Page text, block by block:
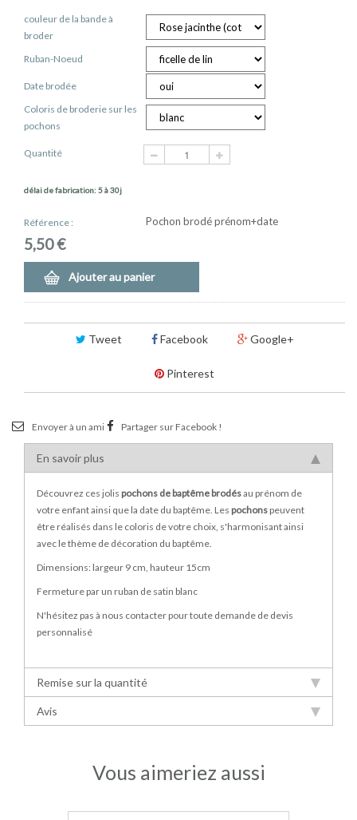
couleur de la bande à
broder
Ruban-Noeud
Date brodée
Coloris de broderie sur les
pochons
Quantité
délai de fabrication: 5 à 30j
Référence : Pochon brodé prénom+date
5,50 €
Ajouter au panier
Tweet Facebook Google+
Pinterest
Envoyer à un ami Partager sur Facebook !
En savoir plus
Découvrez ces jolis pochons de baptême brodésau prénom de
votre enfant ainsi que la date du baptême. Les pochons peuvent
être réalisés dans le coloris de votre choix, s'harmonisant ainsi
avec le thème de décoration du baptême.
Dimensions: largeur 9 cm, hauteur 15cm
Fermeture par un ruban de satin blanc
N'hésitez pas à nous contacter pour toute demande de devis
personnalisé
Remise sur la quantité
Avis
Vous aimeriez aussi